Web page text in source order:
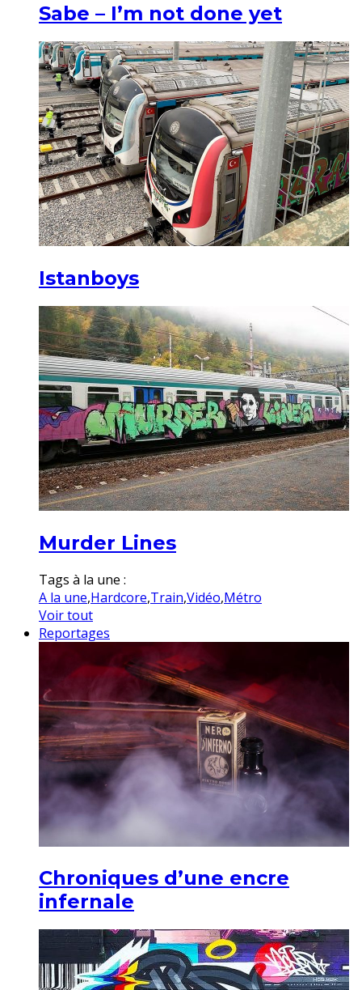
Sabe – I’m not done yet
Istanboys
Murder Lines
Tags à la une :
A la une,Hardcore,Train,Vidéo,Métro
Voir tout
Reportages
Chroniques d’une encre
infernale